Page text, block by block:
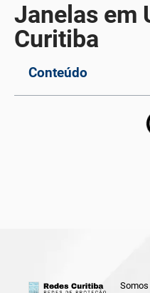
Janelas em
Curitiba
Conteúdo